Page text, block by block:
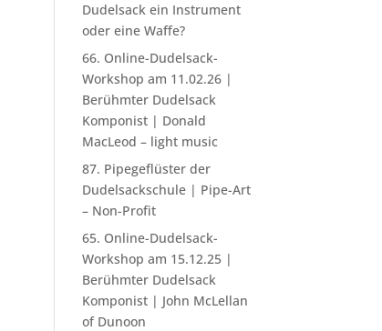
Dudelsack ein Instrument
oder eine Waffe?
66. Online-Dudelsack-
Workshop am 11.02.26 |
Berühmter Dudelsack
Komponist | Donald
MacLeod – light music
87. Pipegeflüster der
Dudelsackschule | Pipe-Art
– Non-Profit
65. Online-Dudelsack-
Workshop am 15.12.25 |
Berühmter Dudelsack
Komponist | John McLellan
of Dunoon